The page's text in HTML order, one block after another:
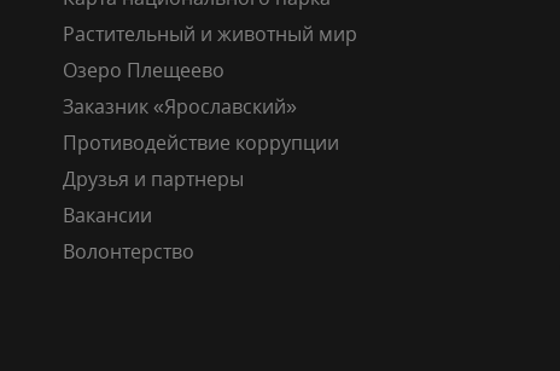
Растительный и животный мир
Озеро Плещеево
Заказник «Ярославский»
Противодействие коррупции
Друзья и партнеры
Вакансии
Волонтерство